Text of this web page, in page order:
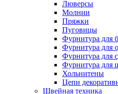
Люверсы
Молнии
Пряжки
Пуговицы
Фурнитура для
Фурнитура для
Фурнитура для
Фурнитура для
Хольнитены
Цепи
Швейная техника